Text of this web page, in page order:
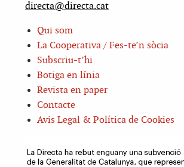
directa@directa.cat
Qui som
La Cooperativa / Fes-te’n sòcia
Subscriu-t’hi
Botiga en línia
Revista en paper
Contacte
Avis Legal & Política de Cookies